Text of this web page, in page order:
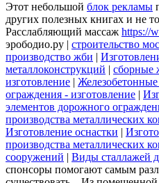
Этот небольшой блок рекламы
других полезных книгах и не
Расслабляющий массаж https://
эрободио.ру | строительство
производство жби |
металлоконструкций | сборные
изготовление |
ограждения - изготовление |
элементов дорожного
производства металлических
Изготовление оснастки |
производства металлических
сооружений | Виды сталлажей
спонсоры помогают самым